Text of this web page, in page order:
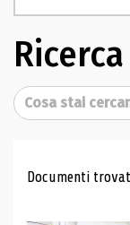
Ricerca
Cerca
Documenti